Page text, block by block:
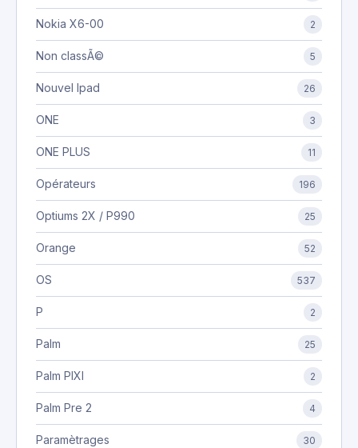
Nokia X6-00 2
Non classÃ© 5
Nouvel Ipad 26
ONE 3
ONE PLUS 11
Opérateurs 196
Optiums 2X / P990 25
Orange 52
OS 537
P 2
Palm 25
Palm PIXI 2
Palm Pre 2 4
Paramètrages 30